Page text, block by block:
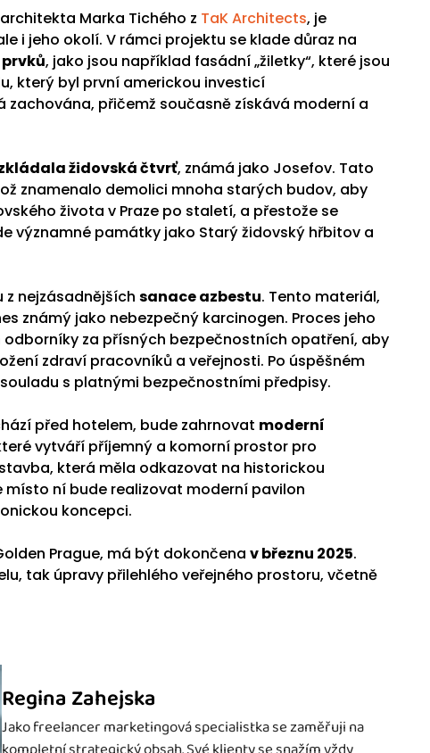
Marka Tichého z TaK Architects, je
i jeho okolí. V rámci projektu se klade důraz na
, jako jsou například fasádní „žiletky“, které jsou
který byl první americkou investicí
přičemž současně získává moderní a
židovská čtvrť, známá jako Josefov. Tato
znamenalo demolici mnoha starých budov, aby
života v Praze po staletí, a přestože se
významné památky jako Starý židovský hřbitov a
z nejzásadnějších sanace azbestu. Tento materiál,
známý jako nebezpečný karcinogen. Proces jeho
za přísných bezpečnostních opatření, aby
zdraví pracovníků a veřejnosti. Po úspěšném
s platnými bezpečnostními předpisy.
před hotelem, bude zahrnovat moderní
vytváří příjemný a komorní prostor pro
která měla odkazovat na historickou
ní bude realizovat moderní pavilon
koncepci.
Prague, má být dokončena v březnu 2025.
tak úpravy přilehlého veřejného prostoru, včetně
Regina Zahejska
Jako freelancer marketingová specialistka se zaměřuji na